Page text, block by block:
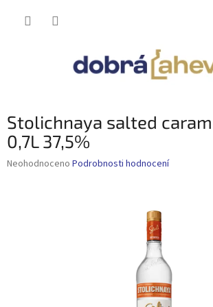
Stolichnaya salted
0,7L 37,5%
Průměrné
Neohodnoceno Podrobnosti hodnocení